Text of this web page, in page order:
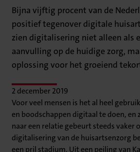
Bijna vijftig procent van de
positief tegenover digitale
zien digitalisering niet alleen als
aanvulling op de huidige zorg,
oplossing voor het groeiend
2 december 2019
Voor veel mensen is het al heel
en boodschappen digitaal te doen, en
naar een relatie gebeurt steeds vaker
digitalisering van de huisartsenzorg
een pril stadium. Uit een peiling van